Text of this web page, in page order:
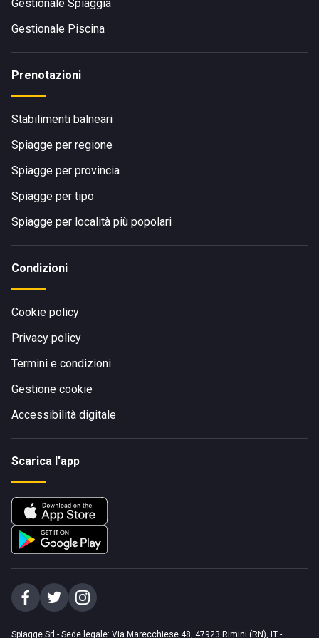
Statale 16. L'Hotel Roma offre alla clientela un
interno, dove l'auto può restare posteggiata tra pini e viti
americane. Ibus
Gestionale Spiaggia
Gestionale Piscina
Prenotazioni
Stabilimenti balneari
Spiagge per regione
Spiagge per provincia
Spiagge per tipo
Spiagge per località più popolari
Condizioni
Cookie policy
Privacy policy
Termini e condizioni
Gestione cookie
Accessibilità digitale
Scarica l'app
Spiagge Srl - Sede legale: Via Marecchiese 48, 47923 Rimini (RN), IT -